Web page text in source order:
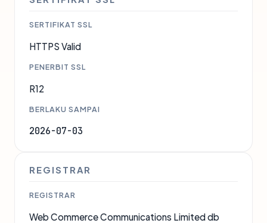
SERTIFIKAT SSL
HTTPS Valid
PENERBIT SSL
R12
BERLAKU SAMPAI
2026-07-03
REGISTRAR
REGISTRAR
Web Commerce Communications Limited db